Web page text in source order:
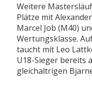
Weitere
Plätze mit
Marcel Job (M40)
Wertungsklasse.
taucht mit Leo
U18-Sieger bereits
gleichaltrigen